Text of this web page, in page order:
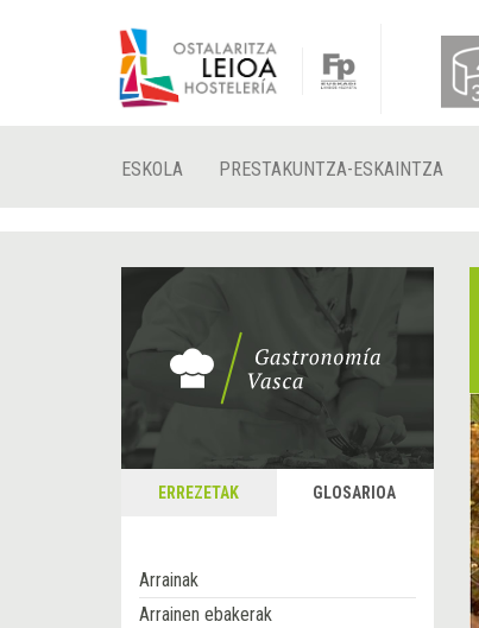
ESKOLA PRESTAKUNTZA-ESKAINTZA
ERREZETAK GLOSARIOA
Arrainak
Arrainen ebakerak